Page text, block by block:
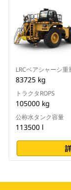
LRCベアシャーシ
83725 kg
トラクタROPS
105000 kg
公称水タンク容量
113500 l